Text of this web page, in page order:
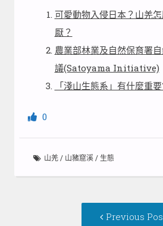
可愛動物入侵日本？山羌
厭？
農業部林業及自然保育署
議(Satoyama Initiative)
「淺山生態系」有什麼重
0
山羌/ 山豬窟溪/ 生態
Previous